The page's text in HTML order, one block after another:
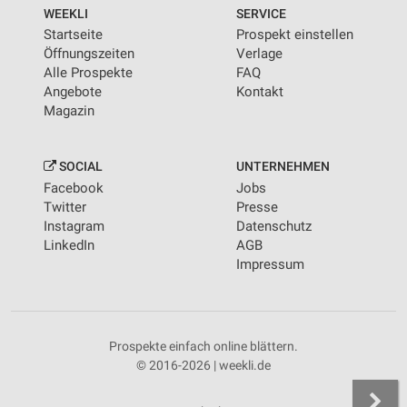
WEEKLI
Startseite
Öffnungszeiten
Alle Prospekte
Angebote
Magazin
SERVICE
Prospekt einstellen
Verlage
FAQ
Kontakt
SOCIAL
Facebook
Twitter
Instagram
LinkedIn
UNTERNEHMEN
Jobs
Presse
Datenschutz
AGB
Impressum
Prospekte einfach online blättern.
© 2016-2026 | weekli.de
von Inhalten
Verwendung von Profilen zur Auswahl
personalisierter Inhalte
Messung der Werbeleistung
Analyse von Zielgruppen durch Statistiken oder
Kombinationen von Daten aus verschiedenen
Quellen
Entwicklung und Verbesserung der Angebote
Verwendung genauer Standortdaten